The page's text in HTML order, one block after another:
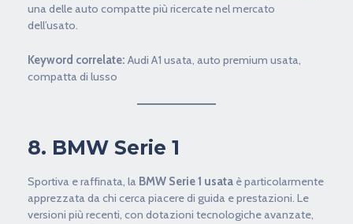
una delle auto compatte più ricercate nel mercato
dell’usato.
Keyword correlate: Audi A1 usata, auto premium usata,
compatta di lusso
8. BMW Serie 1
Sportiva e raffinata, la BMW Serie 1 usata è particolarmente
apprezzata da chi cerca piacere di guida e prestazioni. Le
versioni più recenti, con dotazioni tecnologiche avanzate,